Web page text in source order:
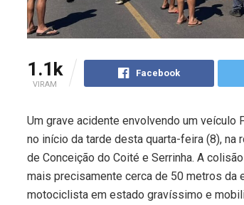
1.1k
VIRAM
Facebook
Um grave acidente envolvendo um
no início da tarde desta quarta-feira (8),
de Conceição do Coité e Serrinha. A
mais precisamente cerca de 50 metros da
motociclista em estado gravíssimo e